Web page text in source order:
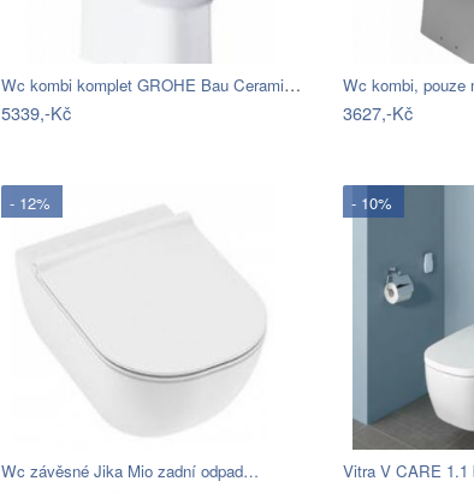
Wc kombi komplet GROHE Bau Ceramic…
5339,-Kč
Wc kombi,
3627,-Kč
- 12%
Wc závěsné Jika Mio zadní odpad…
- 10%
Vitra V CARE